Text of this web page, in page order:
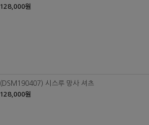
128,000원
(DSM190407) 시스루 망사 셔츠
128,000원